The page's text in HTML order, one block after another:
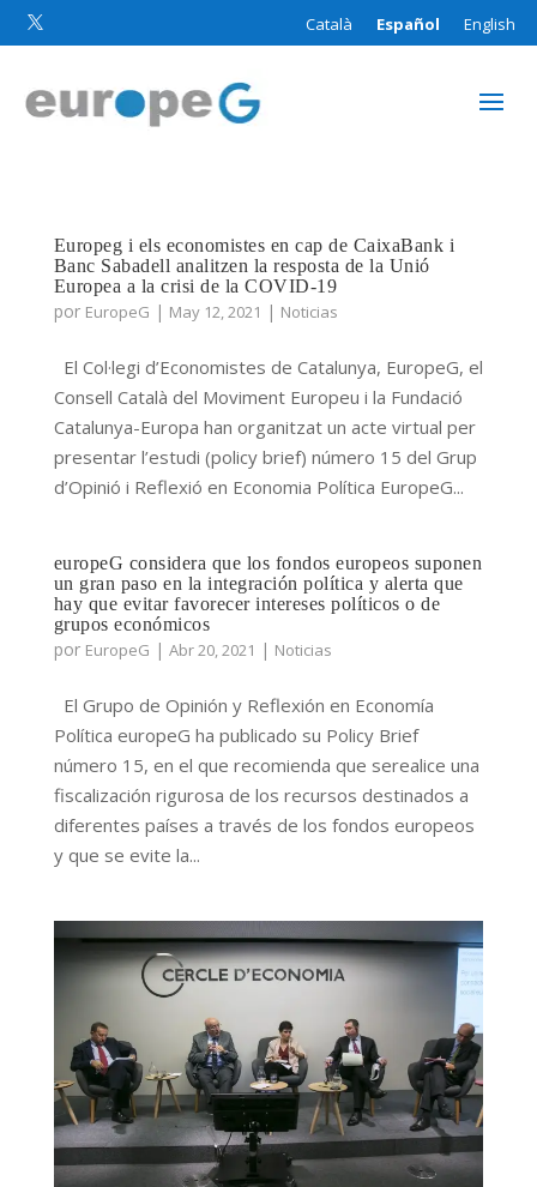
 Català Español English
Europeg i els economistes en cap de CaixaBank i
Banc Sabadell analitzen la resposta de la Unió
Europea a la crisi de la COVID-19
por EuropeG | May 12, 2021 | Noticias
El Col·legi d’Economistes de Catalunya, EuropeG, el
Consell Català del Moviment Europeu i la Fundació
Catalunya-Europa han organitzat un acte virtual per
presentar l’estudi (policy brief) número 15 del Grup
d’Opinió i Reflexió en Economia Política EuropeG...
europeG considera que los fondos europeos suponen
un gran paso en la integración política y alerta que
hay que evitar favorecer intereses políticos o de
grupos económicos
por EuropeG | Abr 20, 2021 | Noticias
El Grupo de Opinión y Reflexión en Economía
Política europeG ha publicado su Policy Brief
número 15, en el que recomienda que serealice una
fiscalización rigurosa de los recursos destinados a
diferentes países a través de los fondos europeos
y que se evite la...